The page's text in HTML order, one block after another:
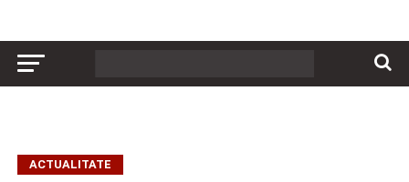
ACTUALITATE